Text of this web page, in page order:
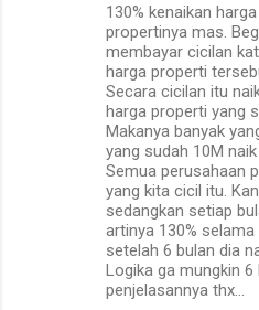
130% kenaikan
propertinya mas.
membayar cicilan
harga properti
Secara cicilan itu
harga properti yang
Makanya banyak
yang sudah 10M
Semua perusahaan
yang kita cicil itu.
sedangkan setiap
artinya 130%
setelah 6 bulan dia
Logika ga mungkin 6
penjelasannya thx...